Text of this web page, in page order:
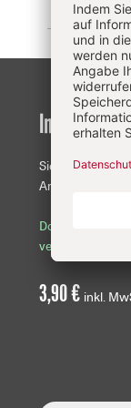
Im
Sie erhalten
Artikel als PDF-
Download
verfügbar
3,90 € inkl.